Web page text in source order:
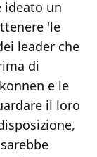
ideato un
'le
leader che
di
e le
il loro